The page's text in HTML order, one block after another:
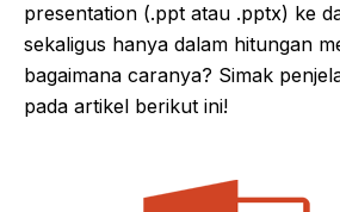
presentation (.ppt atau .pptx) ke
sekaligus hanya dalam hitungan
bagaimana caranya? Simak
pada artikel berikut ini!